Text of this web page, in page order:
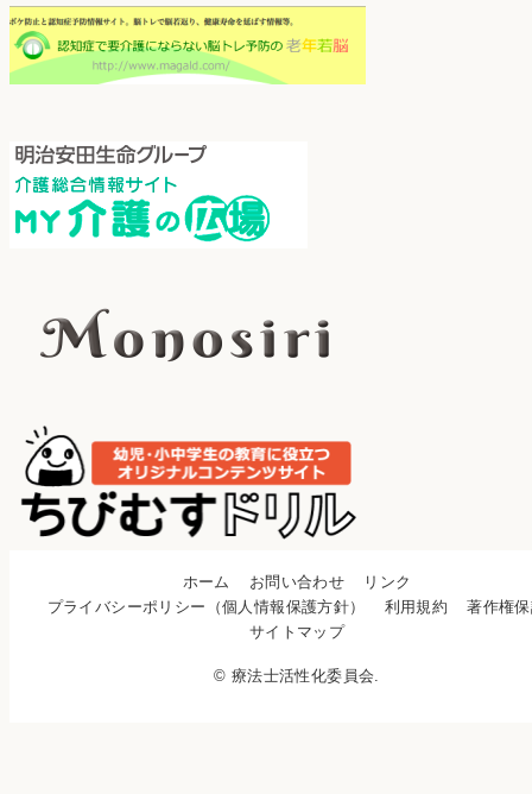
ホーム お問い合わせ
リンク
プライバシーポリシー（個人情報保護方針）
利用規約
著作権
サイトマップ
© 療法士活性化委員会.